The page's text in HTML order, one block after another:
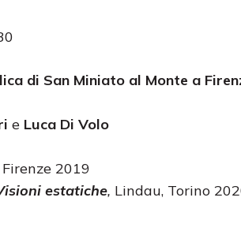
di San Miniato al Monte a
e Luca Di Volo
2019
estatiche, Lindau, Torino